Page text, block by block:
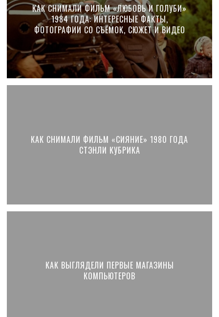
КАК СНИМАЛИ ФИЛЬМ «ЛЮБОВЬ И ГОЛУБИ»
1984 ГОДА: ИНТЕРЕСНЫЕ ФАКТЫ,
ФОТОГРАФИИ СО СЪЁМОК, СЮЖЕТ И ВИДЕО
КАК СНИМАЛИ ФИЛЬМ «СИЯНИЕ» 1980 ГОДА
СТЭНЛИ КУБРИКА
КАК ВЫГЛЯДЕЛИ ПЕРВЫЕ МАГАЗИНЫ
КОМПЬЮТЕРОВ